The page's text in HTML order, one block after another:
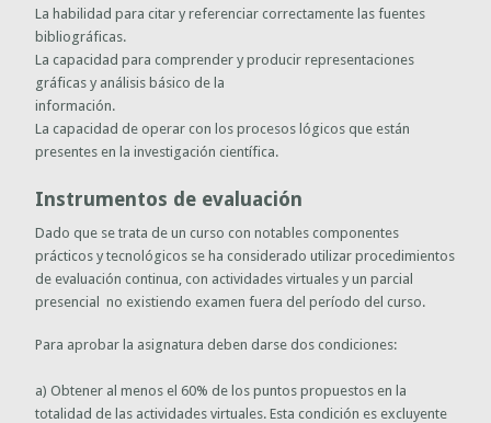
La habilidad para citar y referenciar correctamente las fuentes
bibliográficas.
La capacidad para comprender y producir representaciones
gráficas y análisis básico de la
información.
La capacidad de operar con los procesos lógicos que están
presentes en la investigación científica.
Instrumentos de evaluación
Dado que se trata de un curso con notables componentes
prácticos y tecnológicos se ha considerado utilizar procedimientos
de evaluación continua, con actividades virtuales y un parcial
presencial no existiendo examen fuera del período del curso.
Para aprobar la asignatura deben darse dos condiciones:
a) Obtener al menos el 60% de los puntos propuestos en la
totalidad de las actividades virtuales. Esta condición es excluyente